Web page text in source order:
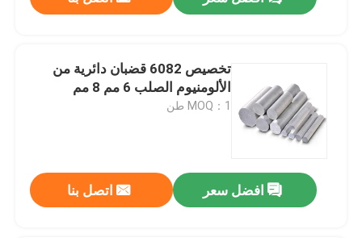
تخصيص 6082 قضبان دائرية من
الألومنيوم الصلب 6 مم 8 مم
MOQ：1 طن
افضل سعر اتصل بنا